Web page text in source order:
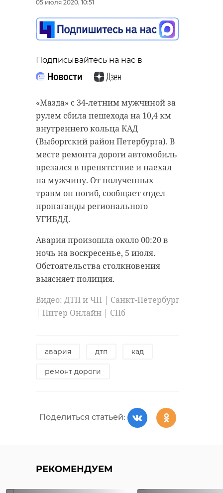
05 июля 2020, 10:51
Подписывайтесь на нас в
​​​​​​​«Мазда» с 34-летним мужчиной за
рулем сбила пешехода на 10,4 км
внутреннего кольца КАД
(Выборгский район Петербурга). В
месте ремонта дороги автомобиль
врезался в препятствие и наехал
на мужчину. От полученных
травм он погиб, сообщает отдел
пропаганды регионального
УГИБДД.
Авария произошла около 00:20 в
ночь на воскресенье, 5 июля.
Обстоятельства столкновения
выясняет полиция.
Видео: ДТП и ЧП | Санкт-Петербург
| Питер Онлайн | СПб
авария дтп кад
ремонт дороги
Поделиться статьей:
РЕКОМЕНДУЕМ
Подписывайтесь на нас в
Корреспондент Александр Сашнев
и его оператор снимали сюжет
про подсчет уток для местного
телеканала.
Они уже снимали последние
кадры у водоема. И тут к ним
подбежали взволнованные
местные мальчишки. Дети
кричали, что рядом тонет собака.
Бравый корреспондент, не
раздумывая, кинулся на
помощь. Снял одежду и занырнул
в ледяную воду (на улице тогда
было -20). Собаку успешно
вытащили и согрели.
У Александра есть опыт в
доброта
Поделиться статьей:
“особняк с
привидениями” XIX
века
Подписывайтесь на нас в
Сейчас расчищают рамы, снимают
старый слой краски.
Реставрируют уникальные
витражи в морском стиле.
Впереди шпаклевка дома,
утепление пенькой,
противопожарная обработка.
гатчинский район
добровольцы